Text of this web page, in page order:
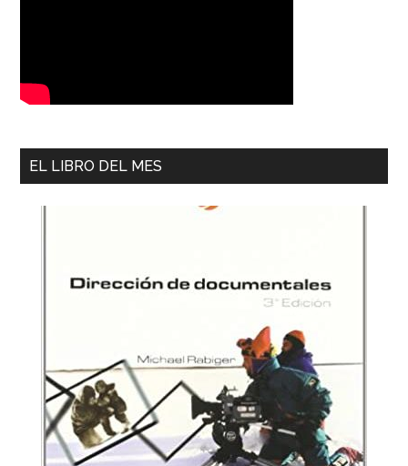
EL LIBRO DEL MES